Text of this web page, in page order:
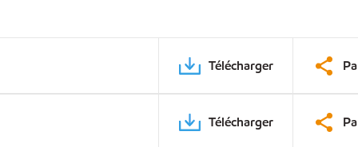
Télécharger
Télécharger